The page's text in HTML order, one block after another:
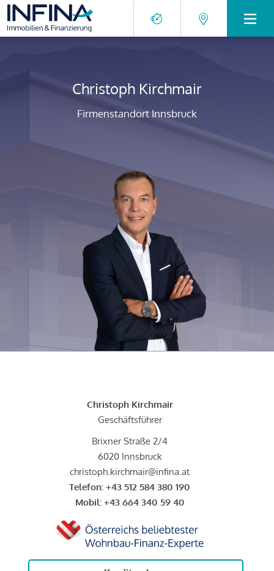
Christoph Kirchmair
Firmenstandort Innsbruck
Christoph Kirchmair
Geschäftsführer
Brixner Straße 2/4
6020 Innsbruck
christoph.kirchmair@infina.at
Telefon: +43 512 584 380 190
Mobil: +43 664 340 59 40